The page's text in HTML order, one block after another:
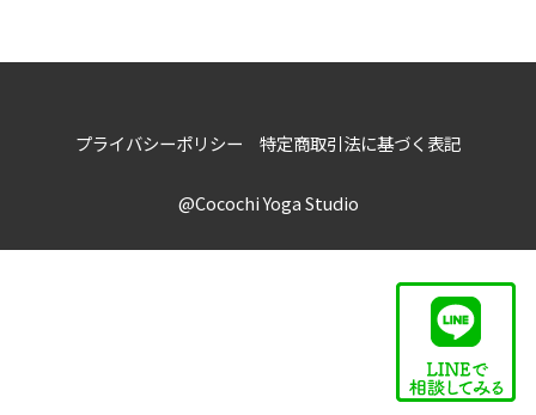
プライバシーポリシー 特定商取引法に基づく表記
@Cocochi Yoga Studio